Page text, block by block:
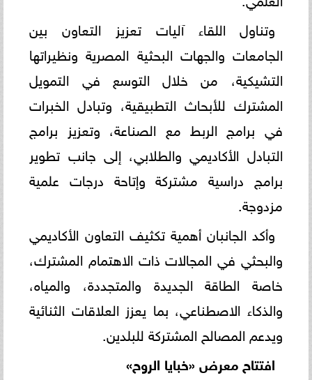
وتناول اللقاء آليات تعزيز التعاون بين
الجامعات والجهات البحثية المصرية ونظيراتها
التشيكية، من خلال التوسع في التمويل
المشترك للأبحاث التطبيقية، وتبادل الخبرات
في برامج الربط مع الصناعة، وتعزيز برامج
التبادل الأكاديمي والطلابي، إلى جانب تطوير
برامج دراسية مشتركة وإتاحة درجات علمية
مزدوجة.
وأكد الجانبان أهمية تكثيف التعاون الأكاديمي
والبحثي في المجالات ذات الاهتمام المشترك،
خاصة الطاقة الجديدة والمتجددة، والمياه،
والذكاء الاصطناعي، بما يعزز العلاقات الثنائية
ويدعم المصالح المشتركة للبلدين.
افتتاح معرض «خبايا الروح»